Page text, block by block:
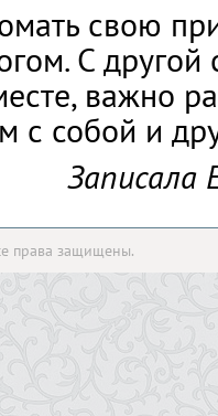
свою
С
важно
с собой и
Записала
права защищены.